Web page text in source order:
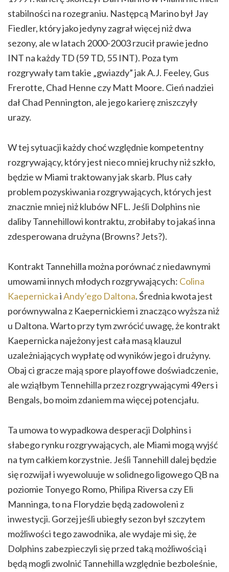
stabilności na rozegraniu. Następcą Marino był Jay
Fiedler, który jako jedyny zagrał więcej niż dwa
sezony, ale w latach 2000-2003 rzucił prawie jedno
INT na każdy TD (59 TD, 55 INT). Poza tym
rozgrywały tam takie „gwiazdy” jak A.J. Feeley, Gus
Frerotte, Chad Henne czy Matt Moore. Cień nadziei
dał Chad Pennington, ale jego karierę zniszczyły
urazy.
W tej sytuacji każdy choć względnie kompetentny
rozgrywający, który jest nieco mniej kruchy niż szkło,
będzie w Miami traktowany jak skarb. Plus cały
problem pozyskiwania rozgrywających, których jest
znacznie mniej niż klubów NFL. Jeśli Dolphins nie
daliby Tannehillowi kontraktu, zrobiłaby to jakaś inna
zdesperowana drużyna (Browns? Jets?).
Kontrakt Tannehilla można porównać z niedawnymi
umowami innych młodych rozgrywających: Colina
KaepernickaiAndy’ego Daltona. Średnia kwota jest
porównywalna z Kaepernickiem i znacząco wyższa niż
u Daltona. Warto przy tym zwrócić uwagę, że kontrakt
Kaepernicka najeżony jest cała masą klauzul
uzależniających wypłatę od wyników jego i drużyny.
Obaj ci gracze mają spore playoffowe doświadczenie,
ale wziąłbym Tennehilla przez rozgrywającymi 49ers i
Bengals, bo moim zdaniem ma więcej potencjału.
Ta umowa to wypadkowa desperacji Dolphins i
słabego rynku rozgrywających, ale Miami mogą wyjść
na tym całkiem korzystnie. Jeśli Tannehill dalej będzie
się rozwijał i wyewoluuje w solidnego ligowego QB na
poziomie Tonyego Romo, Philipa Riversa czy Eli
Manninga, to na Florydzie będą zadowoleni z
inwestycji. Gorzej jeśli ubiegły sezon był szczytem
możliwości tego zawodnika, ale wydaje mi się, że
Dolphins zabezpieczyli się przed taką możliwością i
będą mogli zwolnić Tannehilla względnie bezboleśnie,